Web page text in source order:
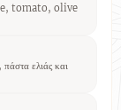
tomato, olive
ελιάς και